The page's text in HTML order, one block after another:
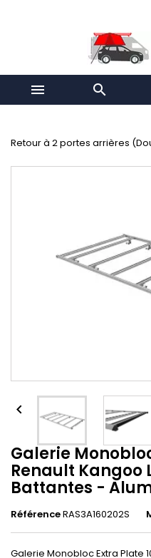
 
Retour à 2 portes arrières

Galerie
Renault Kangoo
Battantes -
RéférenceRAS3A160202S
Galerie Monobloc Extra Plate